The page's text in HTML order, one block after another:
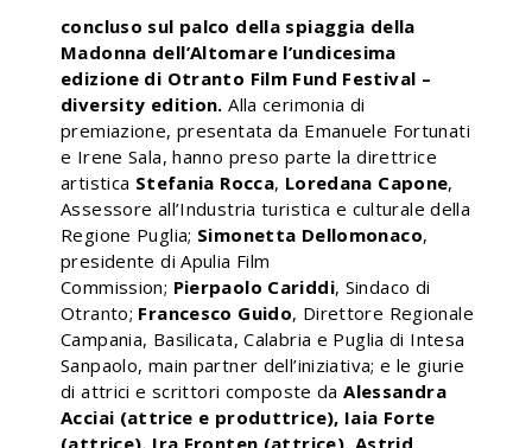
concluso sul palco della spiaggia della
Madonna dell’Altomare l’undicesima
edizione di Otranto Film Fund Festival –
diversity edition. Alla cerimonia di
premiazione, presentata da Emanuele Fortunati
e Irene Sala, hanno preso parte la direttrice
artistica Stefania Rocca, Loredana Capone,
Assessore all’Industria turistica e culturale della
Regione Puglia; Simonetta Dellomonaco,
presidente di Apulia Film
Commission; Pierpaolo Cariddi, Sindaco di
Otranto; Francesco Guido, Direttore Regionale
Campania, Basilicata, Calabria e Puglia di Intesa
Sanpaolo, main partner dell’iniziativa; e le giurie
di attrici e scrittori composte daAlessandra
Acciai (attrice e produttrice), Iaia Forte
(attrice), Ira Fronten (attrice), Astrid